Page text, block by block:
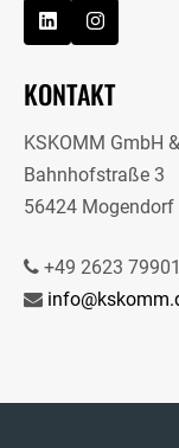
KONTAKT
KSKOMM GmbH
Bahnhofstraße 3
56424 Mogendorf
+49 2623